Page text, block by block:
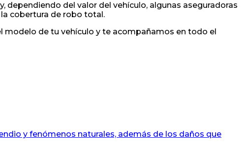
dependiendo del valor del vehículo, algunas aseguradoras
cobertura de robo total.
modelo de tu vehículo y te acompañamos en todo el
y fenómenos naturales, además de los daños que